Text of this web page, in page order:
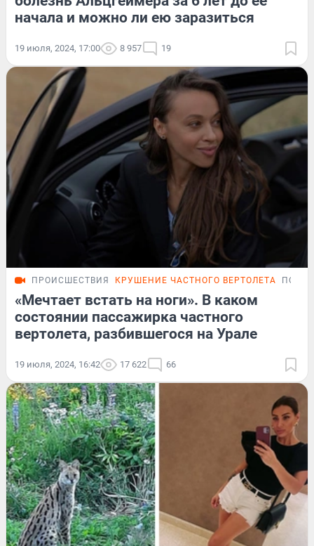
начала и можно ли ею заразиться
19 июля, 2024, 17:00 8 957 19
ПРОИСШЕСТВИЯ КРУШЕНИЕ ЧАСТНОГО ВЕРТОЛЕТА
«Мечтает встать на ноги». В каком
состоянии пассажирка частного
вертолета, разбившегося на Урале
19 июля, 2024, 16:42 17 622 66